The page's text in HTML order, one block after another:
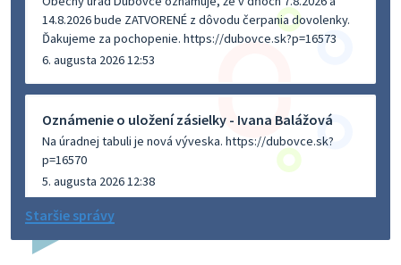
14.8.2026 bude ZATVORENÉ z dôvodu čerpania dovolenky.
Ďakujeme za pochopenie. https://dubovce.sk?p=16573
6. augusta 2026 12:53
Oznámenie o uložení zásielky - Ivana Balážová
Na úradnej tabuli je nová výveska. https://dubovce.sk?
p=16570
5. augusta 2026 12:38
Dovolenka - MUDr. Marián Sivoň
Staršie správy